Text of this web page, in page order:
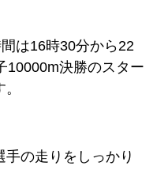
は16時30分から22
10000m決勝のスター
の走りをしっかり